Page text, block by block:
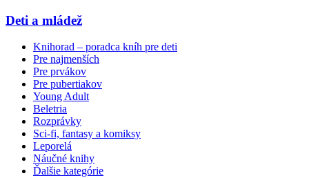
Deti a mládež
Knihorad – poradca kníh pre deti
Pre najmenších
Pre prvákov
Pre pubertiakov
Young Adult
Beletria
Rozprávky
Sci-fi, fantasy a komiksy
Leporelá
Náučné knihy
Ďalšie kategórie